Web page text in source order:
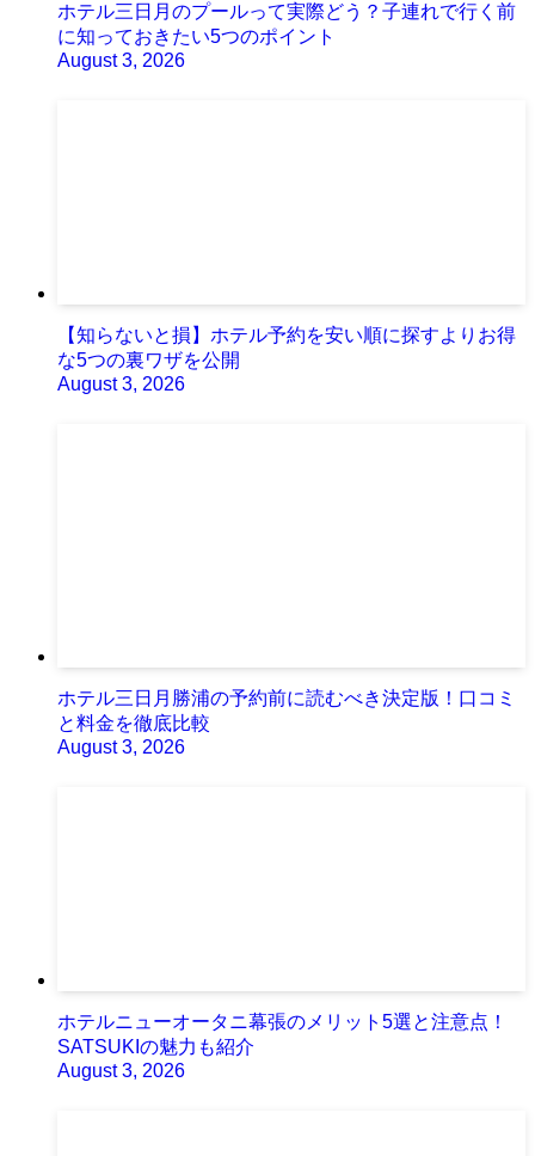
ホテル三日月のプールって実際どう？子連れで行く前
に知っておきたい5つのポイント
August 3, 2026
【知らないと損】ホテル予約を安い順に探すよりお得
な5つの裏ワザを公開
August 3, 2026
ホテル三日月勝浦の予約前に読むべき決定版！口コミ
と料金を徹底比較
August 3, 2026
ホテルニューオータニ幕張のメリット5選と注意点！
SATSUKIの魅力も紹介
August 3, 2026